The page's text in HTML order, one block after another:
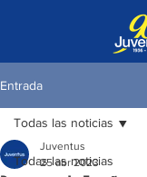
Entrada
Todas las noticias
Todas las noticias
Juventus
25 abr 2023